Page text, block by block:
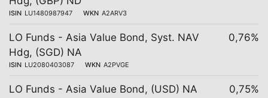
ISIN LU1480987947 WKN A2ARV3
LO Funds - Asia Value Bond, Syst. NAV
Hdg, (SGD) NA
ISIN LU2080403087 WKN A2PVGE
0,76%
LO Funds - Asia Value Bond, (USD) NA 0,75%